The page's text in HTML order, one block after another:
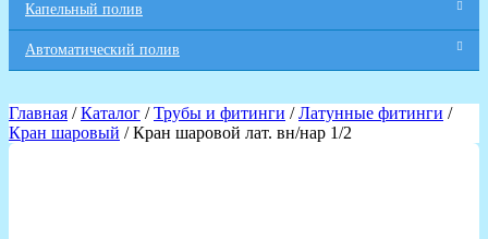
Капельный полив
Автоматический полив
Главная /Каталог /Трубы и фитинги /Латунные фитинги /
Кран шаровый / Кран шаровой лат. вн/нар 1/2